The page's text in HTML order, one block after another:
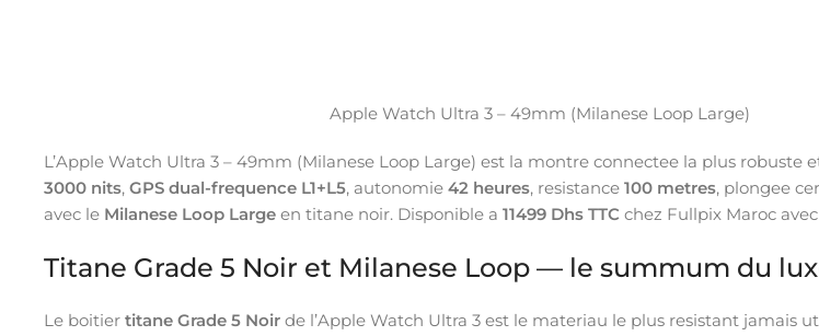
Apple Watch Ultra 3 – 49mm (Milanese Loop Large)
L’Apple Watch Ultra 3 – 49mm (Milanese Loop Large) est la montre connectee la plus robuste
3000 nits, GPS dual-frequence L1+L5, autonomie 42 heures, resistance 100 metres, plongee
avec le Milanese Loop Large en titane noir. Disponible a 11499 Dhs TTC chez Fullpix Maroc
Titane Grade 5 Noir et Milanese Loop — le summum du
Le boitier titane Grade 5 Noir de l’Apple Watch Ultra 3 est le materiau le plus resistant jamais